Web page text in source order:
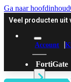
Ga naar hoofdinhoud
Veel producten uit
Account
FortiGate